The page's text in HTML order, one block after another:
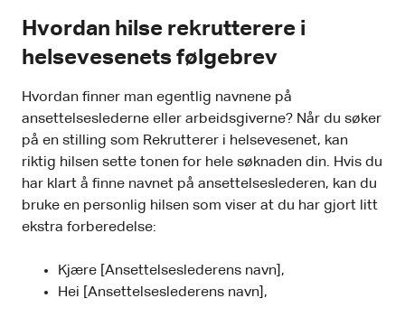
Hvordan hilse rekrutterere i
helsevesenets følgebrev
Hvordan finner man egentlig navnene på
ansettelseslederne eller arbeidsgiverne? Når du søker
på en stilling som Rekrutterer i helsevesenet, kan
riktig hilsen sette tonen for hele søknaden din. Hvis du
har klart å finne navnet på ansettelseslederen, kan du
bruke en personlig hilsen som viser at du har gjort litt
ekstra forberedelse:
Kjære [Ansettelseslederens navn],
Hei [Ansettelseslederens navn],